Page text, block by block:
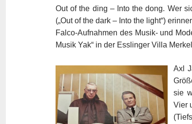
Out of the ding – Into the dong. Wer
(„Out of the dark – Into the light“)
Falco-Aufnahmen des Musik- und
Musik Yak“ in der Esslinger Villa
Axl
sie
Vier